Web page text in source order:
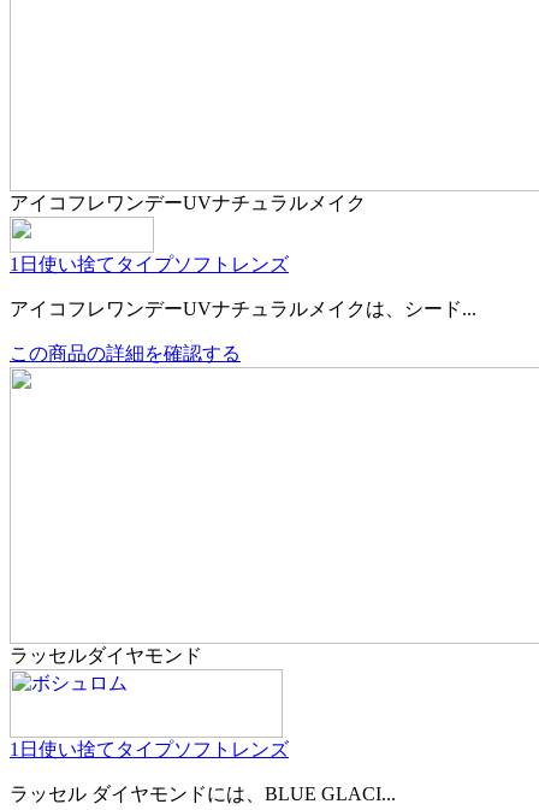
アイコフレワンデーUVナチュラルメイク
1日使い捨てタイプソフトレンズ
アイコフレワンデーUVナチュラルメイクは、シード...
この商品の詳細を確認する
ラッセルダイヤモンド
1日使い捨てタイプソフトレンズ
ラッセル ダイヤモンドには、BLUE GLACI...